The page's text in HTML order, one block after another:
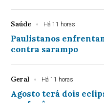
Saúde Há 11 horas
Paulistanos
contra sarampo
Geral Há 11 horas
Agosto terá dois